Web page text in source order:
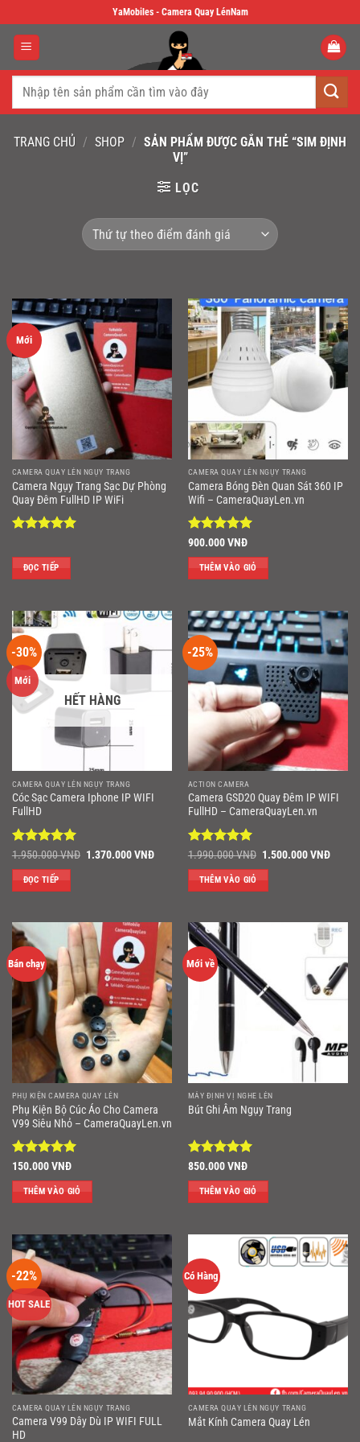
to
content
YaMobiles - Camera Quay LénNam
Tìm
TRANG CHỦ / SHOP / SẢN PHẨM ĐƯỢC GẮN THẺ “SIM ĐỊNH
VỊ”
LỌC
Mới
CAMERA QUAY LÉN NGỤY TRANG
Camera Ngụy Trang Sạc Dự Phòng
Quay Đêm FullHD IP WiFi
hạng55
saoĐỌC TIẾP
CAMERA QUAY LÉN NGỤY TRANG
Camera Bóng Đèn Quan Sát 360 IP
Wifi – CameraQuayLen.vn
Được xếp
hạng55
sao
900.000VNĐ
THÊM VÀO GIỎ
-30%
Mới
HẾT HÀNG
CAMERA QUAY LÉN NGỤY TRANG
Cóc Sạc Camera Iphone IP WIFI
FullHD
Được xếp
hạng55
sao
1.950.000VNĐ Giá
1.370.000VNĐGiá
1.370.000 VNĐ.
ĐỌC TIẾP
-25%
ACTION CAMERA
Camera GSD20 Quay Đêm IP WIFI
FullHD – CameraQuayLen.vn
Được xếp
hạng55
sao
1.990.000VNĐ Giá
1.500.000VNĐGiá
THÊM VÀO GIỎ
Bán chạy
PHỤ KIỆN CAMERA QUAY LÉN
Phụ Kiện Bộ Cúc Áo Cho Camera
V99 Siêu Nhỏ – CameraQuayLen.vn
Được xếp
hạng55
sao
150.000VNĐ
THÊM VÀO GIỎ
Mới về
MÁY ĐỊNH VỊ NGHE LÉN
Bút Ghi Âm Ngụy Trang
Được xếp
hạng55
sao
850.000VNĐ
THÊM VÀO GIỎ
-22%
HOT SALE
CAMERA QUAY LÉN NGỤY TRANG
Camera V99 Dây Dù IP WIFI FULL
HD
Có Hàng
CAMERA QUAY LÉN NGỤY TRANG
Mắt Kính Camera Quay Lén